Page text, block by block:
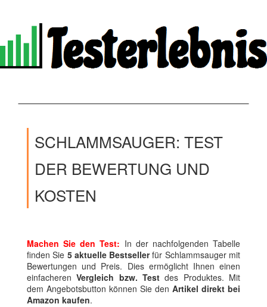
SCHLAMMSAUGER: TEST
DER BEWERTUNG UND
KOSTEN
Machen Sie den Test: In der nachfolgenden Tabelle
finden Sie 5 aktuelle Bestsellerfür Schlammsauger mit
Bewertungen und Preis. Dies ermöglicht Ihnen einen
einfacherenVergleich bzw. Test des Produktes. Mit
dem Angebotsbutton können Sie den Artikel direkt bei
Amazon kaufen.